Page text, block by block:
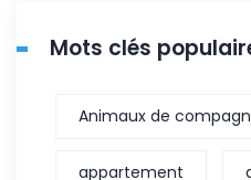
Mots clés
Animaux de
appartement